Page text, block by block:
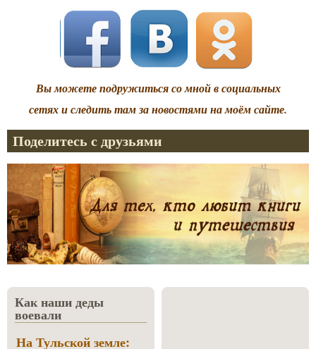
Вы можете подружиться со мной в социальных
сетях и следить там за новостями на моём сайте.
Поделитесь с друзьями
Как наши деды
воевали
На Тульской земле: